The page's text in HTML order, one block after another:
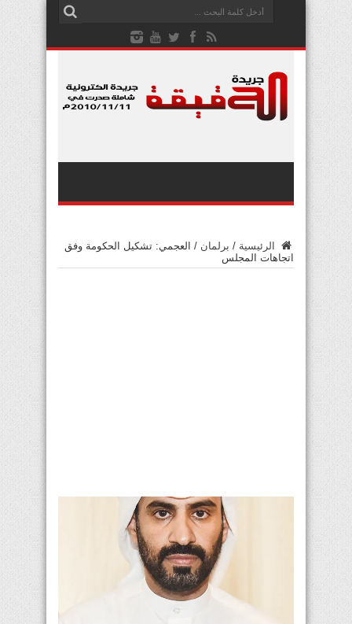
الرئيسية / برلمان / العجمي: تشكيل الحكومة وفق
اتجاهات المجلس